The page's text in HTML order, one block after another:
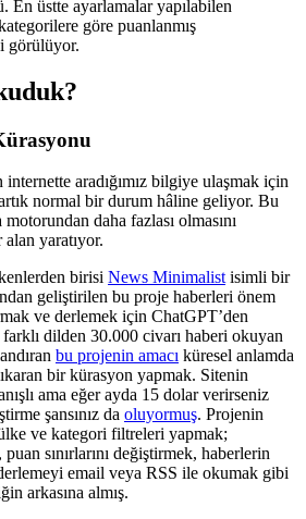
aradığımız bilgiye ulaşmak için
normal bir durum hâline geliyor. Bu
daha fazlası olmasını
yaratıyor.
birisi News Minimalist isimli bir
geliştirilen bu proje haberleri önem
ve derlemek için ChatGPT’den
dilden 30.000 civarı haberi okuyan
bu projenin amacı küresel anlamda
bir kürasyon yapmak. Sitenin
ama eğer ayda 15 dolar verirseniz
şansınız da oluyormuş. Projenin
ve kategori filtreleri yapmak;
sınırlarını değiştirmek, haberlerin
email veya RSS ile okumak gibi
arkasına almış.